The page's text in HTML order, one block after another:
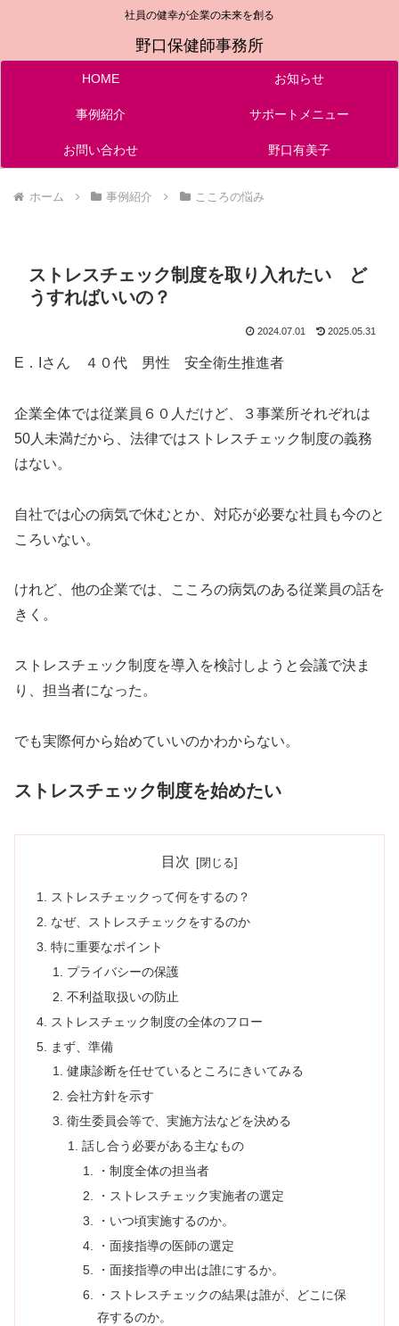
社員の健幸が企業の未来を創る
野口保健師事務所
HOME お知らせ
事例紹介 サポートメニュー
お問い合わせ 野口有美子
ホーム 事例紹介 こころの悩み
ストレスチェック制度を取り入れたい ど
うすればいいの？
2024.07.01 2025.05.31
E．Iさん ４０代 男性 安全衛生推進者
企業全体では従業員６０人だけど、３事業所それぞれは
50人未満だから、法律ではストレスチェック制度の義務
はない。
自社では心の病気で休むとか、対応が必要な社員も今のと
ころいない。
けれど、他の企業では、こころの病気のある従業員の話を
きく。
ストレスチェック制度を導入を検討しようと会議で決ま
り、担当者になった。
でも実際何から始めていいのかわからない。
ストレスチェック制度を始めたい
目次
ストレスチェックって何をするの？
なぜ、ストレスチェックをするのか
特に重要なポイント
プライバシーの保護
不利益取扱いの防止
ストレスチェック制度の全体のフロー
まず、準備
健康診断を任せているところにきいてみる
会社方針を示す
衛生委員会等で、実施方法などを決める
話し合う必要がある主なもの
・制度全体の担当者
・ストレスチェック実施者の選定
・いつ頃実施するのか。
・面接指導の医師の選定
・面接指導の申出は誰にするか。
・ストレスチェックの結果は誰が、どこに保
存するのか。